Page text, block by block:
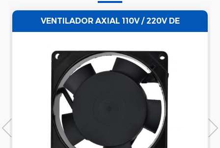
VENTILADOR AXIAL 110V / 220V DE
METAL DE 92X92X25 MM